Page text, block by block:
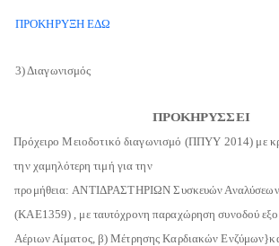
ΠΡΟΚΗΡΥΞΗ ΕΔΩ
3) Διαγωνισμός
ΠΡΟΚΗΡΥΣΣΕΙ
Πρόχειρο Μειοδοτικό διαγωνισμό (ΠΠΥΥ 2014) με
την χαμηλότερη τιμή για την
προμήθεια: ΑΝΤΙΔΡΑΣΤΗΡΙΩΝΣυσκευών Αναλύσεων
(ΚΑΕ1359) , με ταυτόχρονη παραχώρηση συνοδού
Αέριων Αίματος, β) Μέτρησης Καρδιακών Ενζύμων}